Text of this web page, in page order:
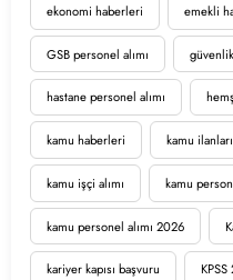
ekonomi haberleri emekli
GSB personel alımı
hastane personel alımı
kamu haberleri kamu ilanları
kamu işçi alımı kamu
kamu personel alımı 2026
kariyer kapısı başvuru